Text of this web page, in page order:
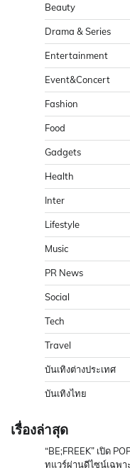
Beauty
Drama & Series
Entertainment
Event&Concert
Fashion
Food
Gadgets
Health
Inter
Lifestyle
Music
PR News
Social
Tech
Travel
บันเทิงต่างประเทศ
บันเทิงไทย
เรื่องล่าสุด
“BE;FREEK” เปิด
ทแวร์ผ่านดีไซน์เฉพา